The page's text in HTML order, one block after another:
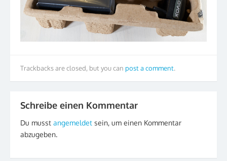
Trackbacks are closed, but you can post a comment.
Schreibe einen Kommentar
Du musst angemeldet sein, um einen Kommentar
abzugeben.